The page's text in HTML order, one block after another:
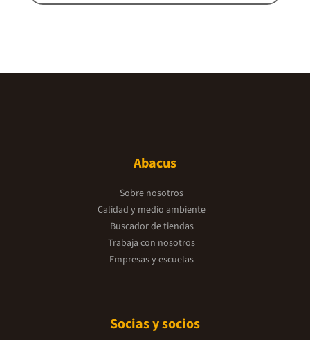
Abacus
Sobre nosotros
Calidad y medio ambiente
Buscador de tiendas
Trabaja con nosotros
Empresas y escuelas
Socias y socios